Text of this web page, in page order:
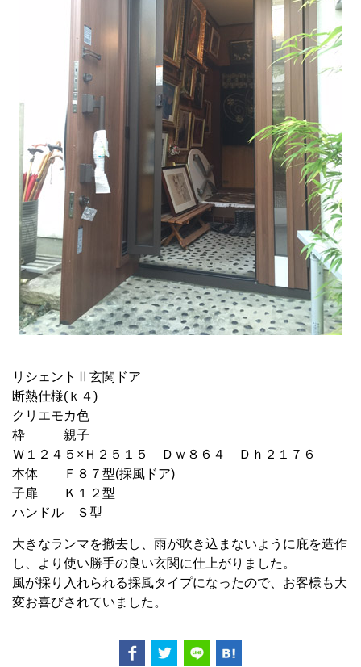
リシェントⅡ玄関ドア
断熱仕様(ｋ４)
クリエモカ色
枠 親子
Ｗ１２４５×Ｈ２５１５ Ｄｗ８６４ Ｄｈ２１７６
本体 Ｆ８７型(採風ドア)
子扉 Ｋ１２型
ハンドル Ｓ型
大きなランマを撤去し、雨が吹き込まないように庇を造作
し、より使い勝手の良い玄関に仕上がりました。
風が採り入れられる採風タイプになったので、お客様も大
変お喜びされていました。